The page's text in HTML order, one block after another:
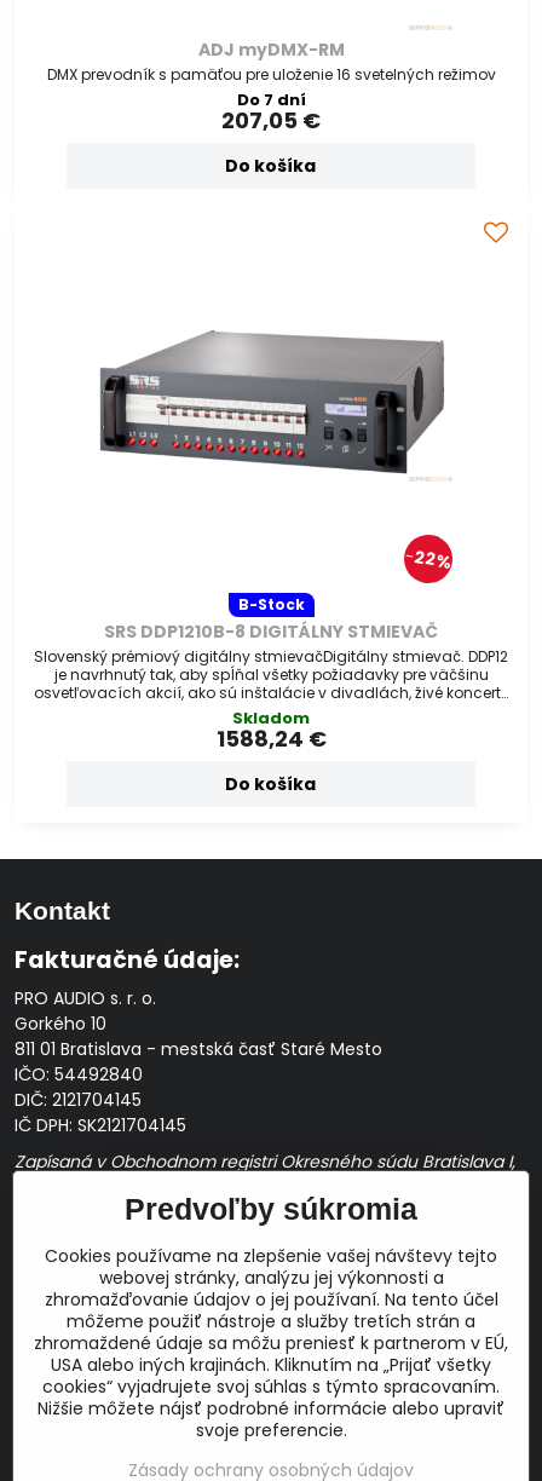
ADJ myDMX-RM
DMX prevodník s pamäťou pre uloženie 16 svetelných režimov
Do 7 dní
207,05 €
Do košíka
22%
B-Stock
SRS DDP1210B-8 DIGITÁLNY STMIEVAČ
Slovenský prémiový digitálny stmievačDigitálny stmievač. DDP12
je navrhnutý tak, aby spĺňal všetky požiadavky pre väčšinu
osvetľovacích akcií, ako sú inštalácie v divadlách, živé koncerty
či pevné inštalácie.
Skladom
1588,24 €
Do košíka
Kontakt
Fakturačné údaje:
PRO AUDIO s. r. o.
Gorkého 10
811 01 Bratislava - mestská časť Staré Mesto
IČO: 54492840
DIČ: 2121704145
IČ DPH: SK2121704145
Zapísaná v Obchodnom registri Okresného súdu Bratislava I,
Prevádzková doba: pracovné dni10:00 - 14:00
E-mail:
obchod@proaudio.sk
Bankové spojenie:
Slovenská sporiteľňa, a.s.
IBAN: SK48 0900 0000 0051 9050 9782
SWIFT: GIBASKBX
Predvoľby súkromia
Cookies používame na zlepšenie vašej návštevy tejto
webovej stránky, analýzu jej výkonnosti a
zhromažďovanie údajov o jej používaní. Na tento účel
môžeme použiť nástroje a služby tretích strán a
zhromaždené údaje sa môžu preniesť k partnerom v EÚ,
USA alebo iných krajinách. Kliknutím na „Prijať všetky
cookies“ vyjadrujete svoj súhlas s týmto spracovaním.
Nižšie môžete nájsť podrobné informácie alebo upraviť
svoje preferencie.
Zásady ochrany osobných údajov